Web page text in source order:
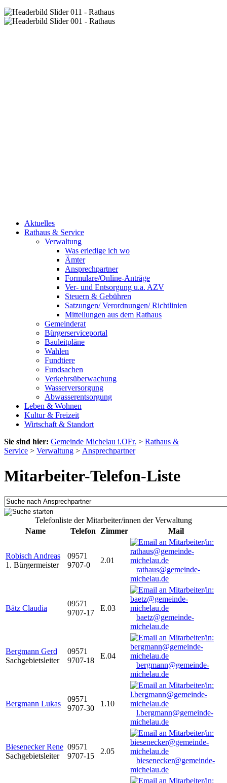
Aktuelles
Rathaus & Service
Verwaltung
Was erledige ich wo
Ämter
Ansprechpartner
Formulare/Online-Anträge
Ver- und Entsorgung u.a. AZV
Steuern & Gebühren
Satzungen/ Verordnungen/ Richtlinien
Mitteilungen aus dem Rathaus
Gemeinderat
Bürgerserviceportal
Bauleitpläne
Wahlen
Fundtiere
Fundsachen
Verkehrsüberwachung
Wasserversorgung
Abwasserentsorgung
Leben & Wohnen
Kultur & Freizeit
Wirtschaft & Standort
Sie sind hier: Gemeinde Michelau i.OFr. > Rathaus &
Service > Verwaltung > Ansprechpartner
Mitarbeiter-Telefon-Liste
Telefonliste der Mitarbeiter/innen der Verwaltung
Name
Telefon Zimmer Mail
Robisch Andreas
1. Bürgermeister
09571
9707-0
2.01
rathaus@gemeinde-
michelau.de
Bätz Claudia
09571
9707-17
E.03
baetz@gemeinde-
michelau.de
Bergmann Gerd
Sachgebietsleiter
09571
9707-18
E.04
bergmann@gemeinde-
michelau.de
Bergmann Lukas
09571
9707-30
1.10
l.bergmann@gemeinde-
michelau.de
Biesenecker Rene
Sachgebietsleiter
09571
9707-15
2.05
biesenecker@gemeinde-
michelau.de